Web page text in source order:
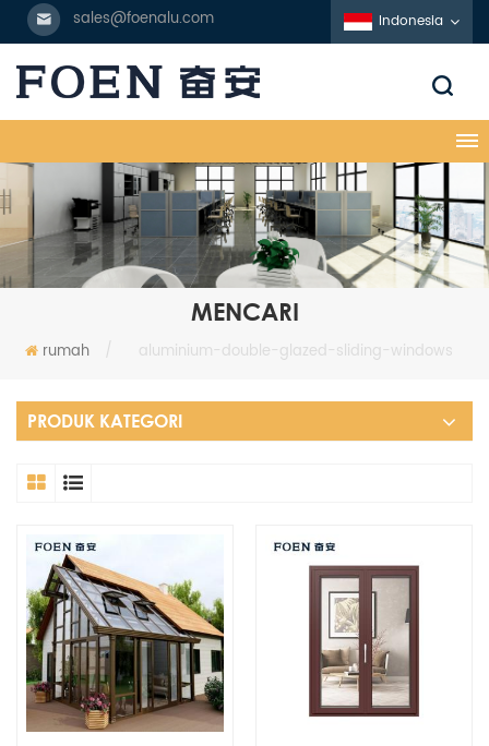
sales@foenalu.com Indonesia
MENCARI
rumah / aluminium-double-glazed-sliding-windows
PRODUK KATEGORI